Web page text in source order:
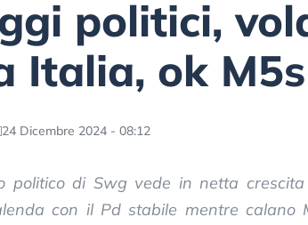
politici,
Italia, ok
24 Dicembre 2024 - 08:12
politico di Swg vede in netta
con il Pd stabile mentre calano